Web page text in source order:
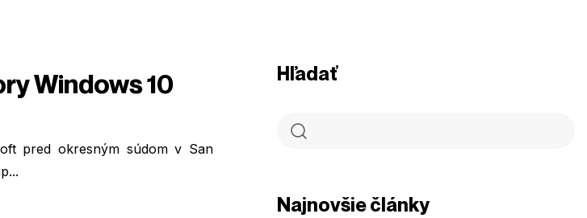
Windows 10
pred okresným súdom v San
Hľadať
Najnovšie články